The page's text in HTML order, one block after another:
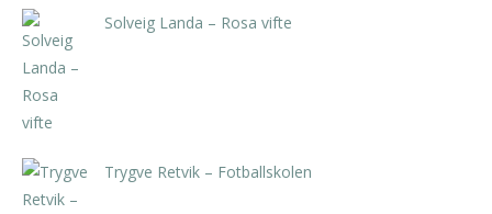
Solveig Landa – Rosa vifte
Trygve Retvik – Fotballskolen